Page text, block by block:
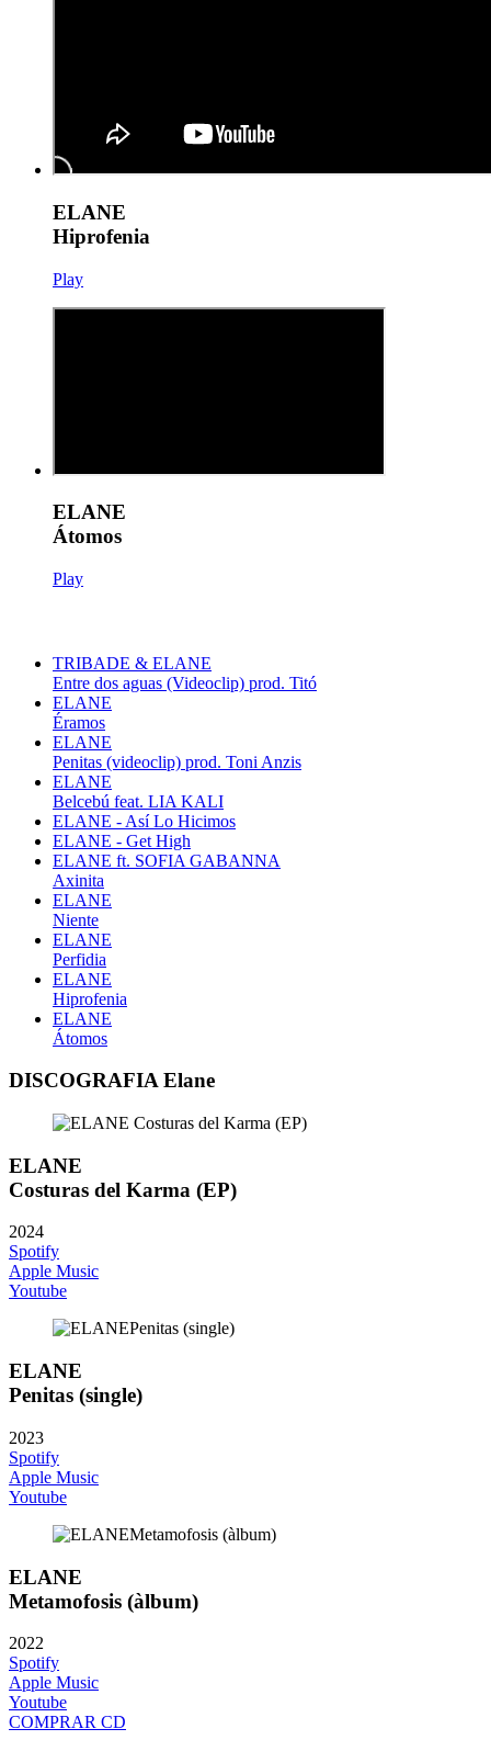
ELANE
Hiprofenia
Play
ELANE
Átomos
Play
TRIBADE & ELANE
Entre dos aguas (Videoclip) prod. Titó
ELANE
Éramos
ELANE
Penitas (videoclip) prod. Toni Anzis
ELANE
Belcebú feat. LIA KALI
ELANE - Así Lo Hicimos
ELANE - Get High
ELANE ft. SOFIA GABANNA
Axinita
ELANE
Niente
ELANE
Perfidia
ELANE
Hiprofenia
ELANE
Átomos
DISCOGRAFIA Elane
ELANE
Costuras del Karma (EP)
2024
Spotify
Apple Music
Youtube
ELANE
Penitas (single)
2023
Spotify
Apple Music
Youtube
ELANE
Metamofosis (àlbum)
2022
Spotify
Apple Music
Youtube
COMPRAR CD